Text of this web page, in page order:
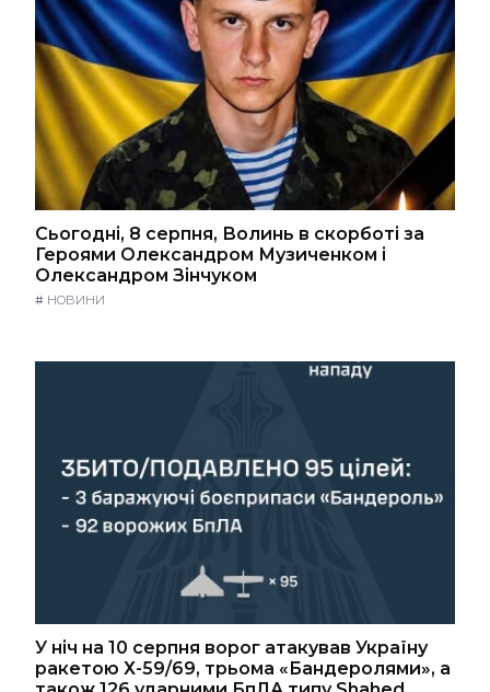
Сьогодні, 8 серпня, Волинь в скорботі за
Героями Олександром Музиченком і
Олександром Зінчуком
# НОВИНИ
У ніч на 10 серпня ворог атакував Україну
ракетою Х-59/69, трьома «Бандеролями», а